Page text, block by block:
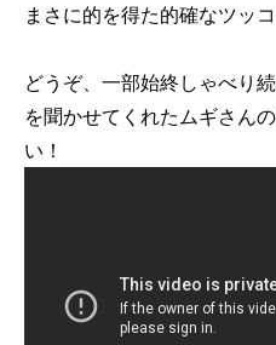
まさに的を得た的確なツッ
どうぞ、一部始終しゃべり
を聞かせてくれたムギさん
い！